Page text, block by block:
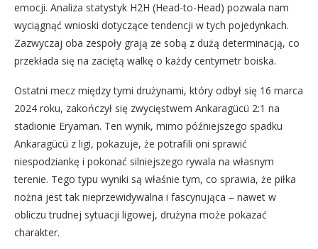
emocji. Analiza statystyk H2H (Head-to-Head) pozwala nam
wyciągnąć wnioski dotyczące tendencji w tych pojedynkach.
Zazwyczaj oba zespoły grają ze sobą z dużą determinacją, co
przekłada się na zaciętą walkę o każdy centymetr boiska.
Ostatni mecz między tymi drużynami, który odbył się 16 marca
2024 roku, zakończył się zwycięstwem Ankaragücü 2:1 na
stadionie Eryaman. Ten wynik, mimo późniejszego spadku
Ankaragücü z ligi, pokazuje, że potrafili oni sprawić
niespodziankę i pokonać silniejszego rywala na własnym
terenie. Tego typu wyniki są właśnie tym, co sprawia, że piłka
nożna jest tak nieprzewidywalna i fascynująca – nawet w
obliczu trudnej sytuacji ligowej, drużyna może pokazać
charakter.